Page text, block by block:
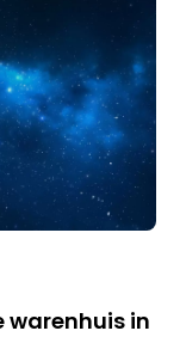
warenhuis in